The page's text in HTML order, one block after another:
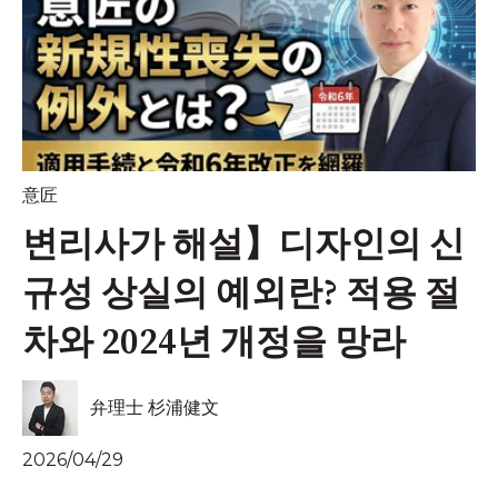
意匠
변리사가 해설】디자인의 신
규성 상실의 예외란? 적용 절
차와 2024년 개정을 망라
弁理士 杉浦健文
2026/04/29